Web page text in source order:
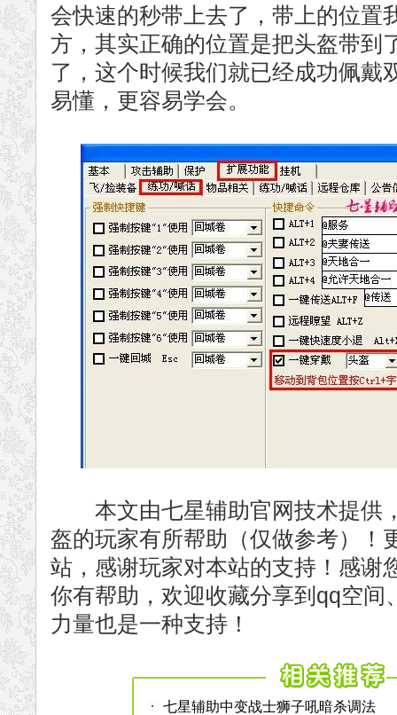
会快速的秒带上去了，带上的位置
方，其实正确的位置是把头盔带到
了，这个时候我们就已经成功佩戴
易懂，更容易学会。
本文由七星辅助官网技术提供
盔的玩家有所帮助（仅做参考）！
站，感谢玩家对本站的支持！感谢
你有帮助，欢迎收藏分享到qq空间
力量也是一种支持！
七星辅助中变战士狮子吼暗杀调法